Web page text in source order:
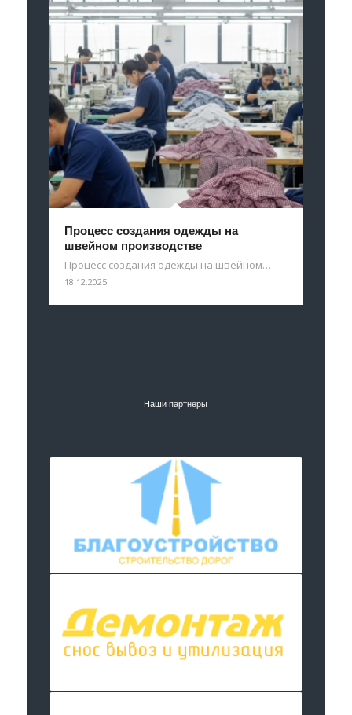
Процесс создания одежды на
швейном производстве
Процесс создания одежды на швейном…
18.12.2025
Наши партнеры